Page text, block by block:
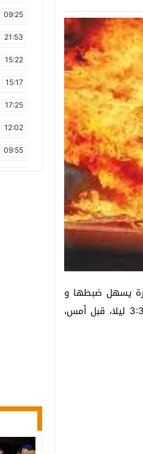
يسهل ضبطها و
استتباب الأمن فيها.. سيارتين في ليلة واحدة وفي حي واحد.. جارنا استيقظ في الساعة 3:30 ليلا، قبل أمس،
09:25
21:53
15:22
15:17
17:25
12:02
09:55